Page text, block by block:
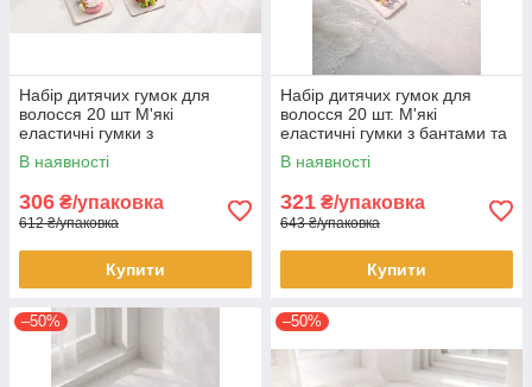
Набір дитячих гумок для
волосся 20 шт М'які
еластичні гумки з
новорічними фігурками
Декоративні аксесуари для
В наявності
306 ₴/упаковка
612 ₴/упаковка
Купити
Набір дитячих гумок для
волосся 20 шт. М'які
еластичні гумки з бантами та
квітами Декоративні
аксесуари для зачісок
В наявності
321 ₴/упаковка
643 ₴/упаковка
Купити
–50% –50%